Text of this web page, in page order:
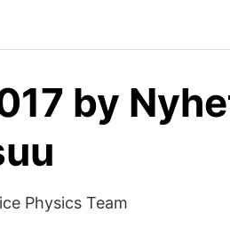
by
Physics Team